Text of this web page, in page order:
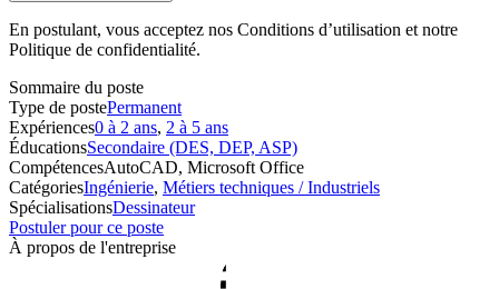
En postulant, vous acceptez nos Conditions d’utilisation et notre
Politique de confidentialité.
Sommaire du poste
Type de postePermanent
Expériences0 à 2 ans, 2 à 5 ans
ÉducationsSecondaire (DES, DEP, ASP)
CompétencesAutoCAD, Microsoft Office
CatégoriesIngénierie, Métiers techniques / Industriels
SpécialisationsDessinateur
Postuler pour ce poste
À propos de l'entreprise